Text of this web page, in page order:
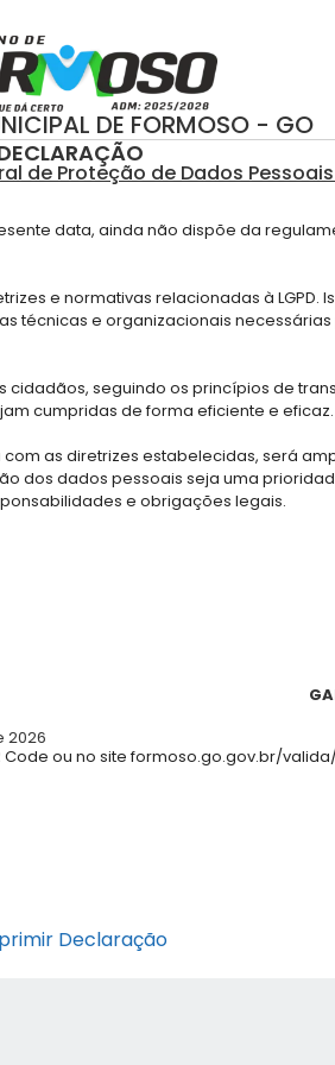
DE FORMOSO - GO
de Proteção de Dados Pessoais
data, ainda não dispõe da
e normativas relacionadas à LGPD.
técnicas e organizacionais
seguindo os princípios de
cumpridas de forma eficiente e eficaz.
as diretrizes estabelecidas, será
dos dados pessoais seja uma
e obrigações legais.
2026
ou no site formoso.go.gov.br/
Declaração